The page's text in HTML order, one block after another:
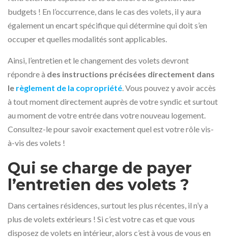
budgets ! En l’occurrence, dans le cas des volets, il y aura
également un encart spécifique qui détermine qui doit s’en
occuper et quelles modalités sont applicables.
Ainsi, l’entretien et le changement des volets devront
répondre à des instructions précisées directement dans
le règlement de la copropriété. Vous pouvez y avoir accès
à tout moment directement auprès de votre syndic et surtout
au moment de votre entrée dans votre nouveau logement.
Consultez-le pour savoir exactement quel est votre rôle vis-
à-vis des volets !
Qui se charge de payer
l’entretien des volets ?
Dans certaines résidences, surtout les plus récentes, il n’y a
plus de volets extérieurs ! Si c’est votre cas et que vous
disposez de volets en intérieur, alors c’est à vous de vous en